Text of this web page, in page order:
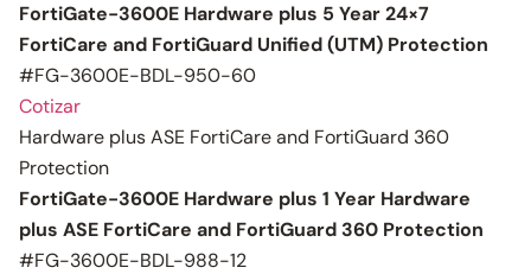
FortiGate-3600E Hardware plus 5 Year 24×7
FortiCare and FortiGuard Unified (UTM) Protection
#FG-3600E-BDL-950-60
Cotizar
Hardware plus ASE FortiCare and FortiGuard 360
Protection
FortiGate-3600E Hardware plus 1 Year Hardware
plus ASE FortiCare and FortiGuard 360 Protection
#FG-3600E-BDL-988-12